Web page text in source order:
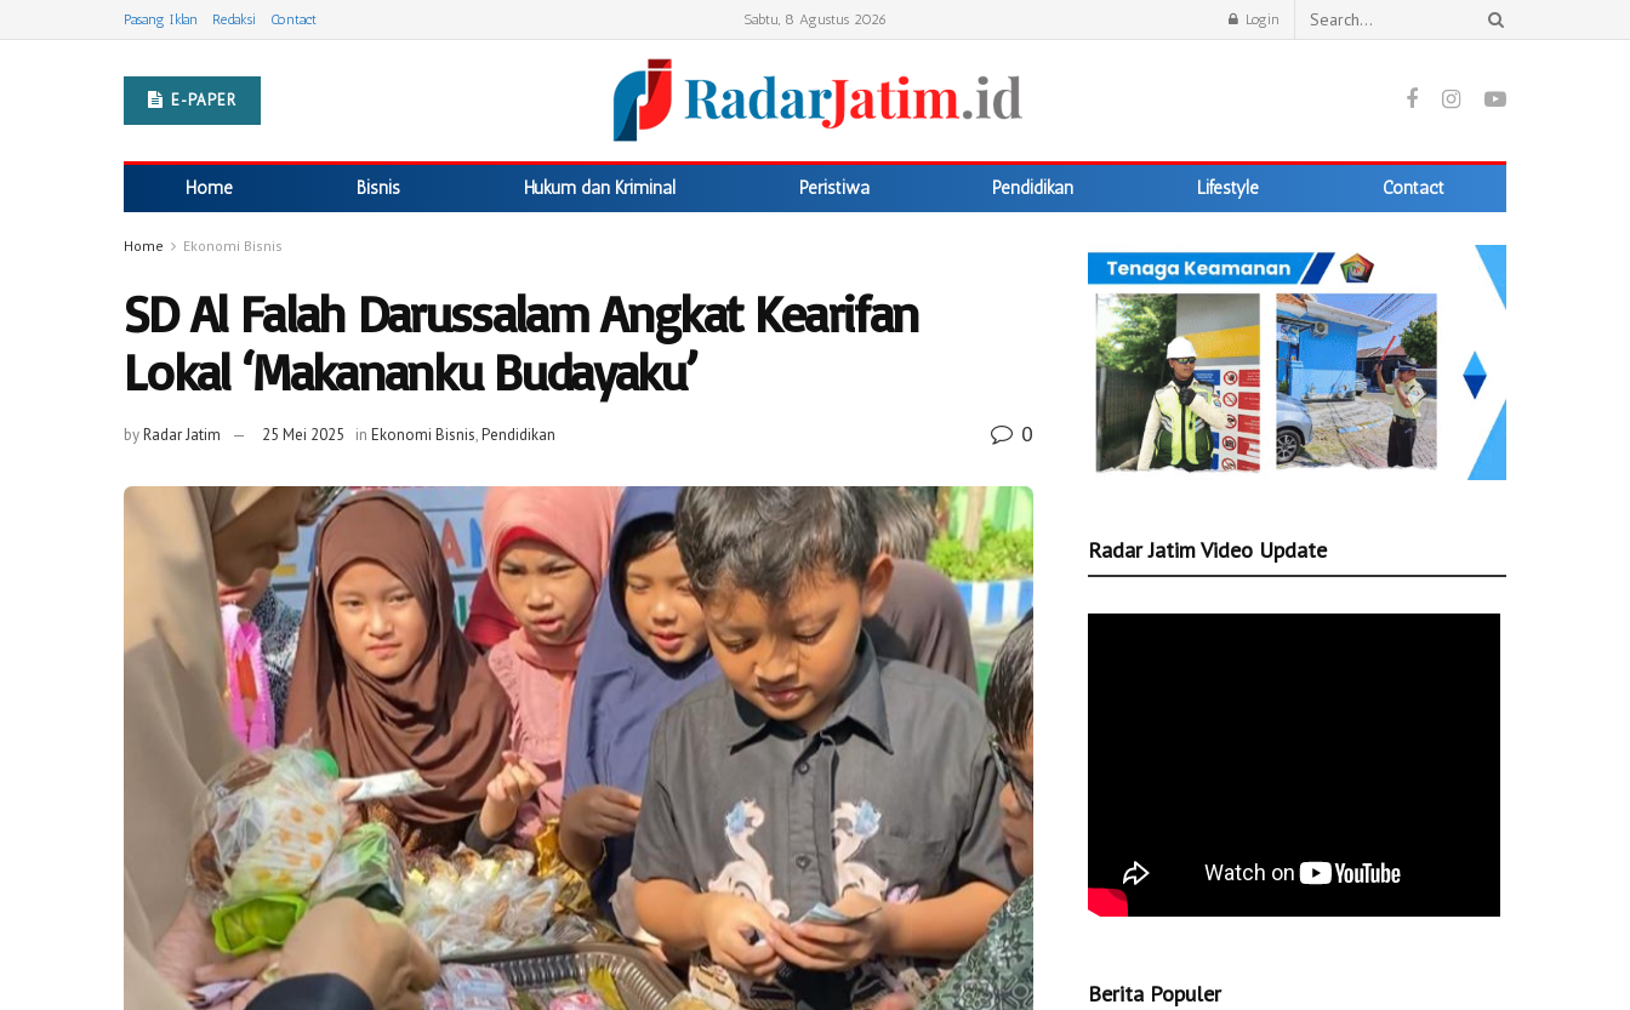
Pasang Iklan Redaksi Contact Sabtu, 8 Agustus 2026 Login
E-PAPER
Home Bisnis Hukum dan Kriminal Peristiwa Pendidikan Lifestyle Contact
Home Ekonomi Bisnis
SD Al Falah Darussalam Angkat Kearifan
Lokal ‘Makananku Budayaku’
byRadar Jatim 25 Mei 2025 in Ekonomi Bisnis,Pendidikan 0
Radar Jatim Video Update
Berita Populer